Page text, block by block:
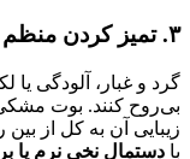
۳. تمیز کردن منظم با دستمال نرم
گرد و غبار، آلودگی
بی‌روح کنند. بوت مشکی
زیبایی آن به کل از
با دستمال نخی نرم